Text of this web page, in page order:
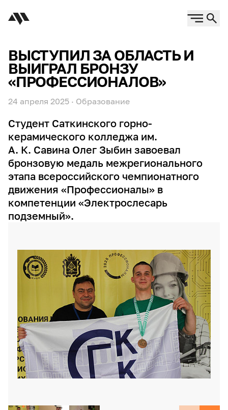
ВЫСТУПИЛ ЗА ОБЛАСТЬ И
ВЫИГРАЛ БРОНЗУ
«ПРОФЕССИОНАЛОВ»
24 апреля 2025 · Образование
Студент Саткинского горно-
керамического колледжа им.
А. К. Савина Олег Зыбин завоевал
бронзовую медаль межрегионального
этапа всероссийского чемпионатного
движения «Профессионалы» в
компетенции «Электрослесарь
подземный».